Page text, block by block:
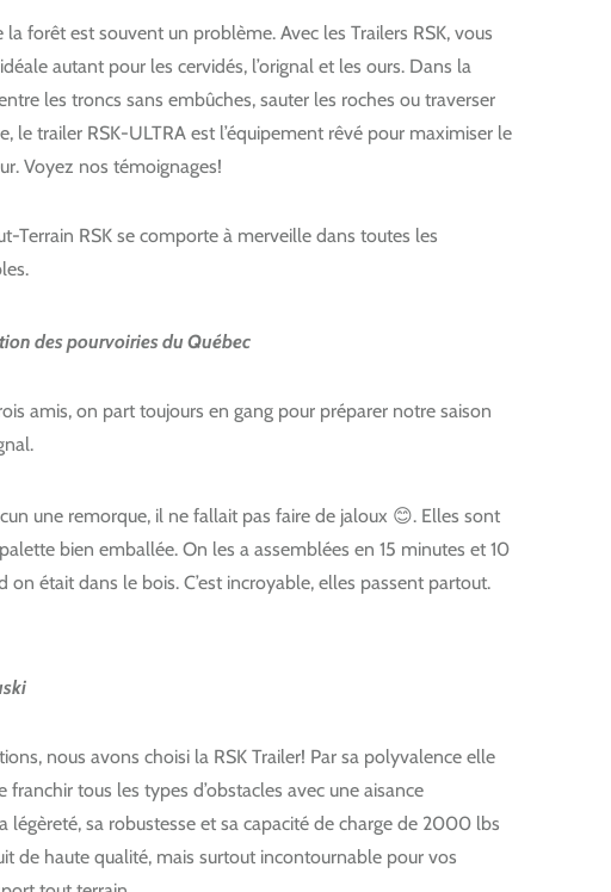
la forêt est souvent un problème. Avec les Trailers RSK, vous
autant pour les cervidés, l’orignal et les ours. Dans la
les troncs sans embûches, sauter les roches ou traverser
le trailer RSK-ULTRA est l’équipement rêvé pour maximiser le
Voyez nos témoignages!
Terrain RSK se comporte à merveille dans toutes les
des pourvoiries du Québec
amis, on part toujours en gang pour préparer notre saison
une remorque, il ne fallait pas faire de jaloux 😊. Elles sont
bien emballée. On les a assemblées en 15 minutes et 10
on était dans le bois. C’est incroyable, elles passent partout.
nous avons choisi la RSK Trailer! Par sa polyvalence elle
franchir tous les types d’obstacles avec une aisance
légèreté, sa robustesse et sa capacité de charge de 2000 lbs
de haute qualité, mais surtout incontournable pour vos